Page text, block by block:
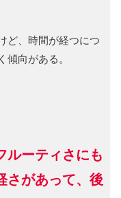
ど、時間が経つにつ
傾向がある。
ルーティさにも
さがあって、後